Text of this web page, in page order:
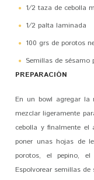
1⁄2 taza de cebolla
1⁄2 palta laminada
100 grs de porotos
Semillas de sésamo
PREPARACIÓN
En un bowl agregar la
mezclar ligeramente
cebolla y finalmente el
poner unas hojas de
porotos, el pepino,
Espolvorear semillas de